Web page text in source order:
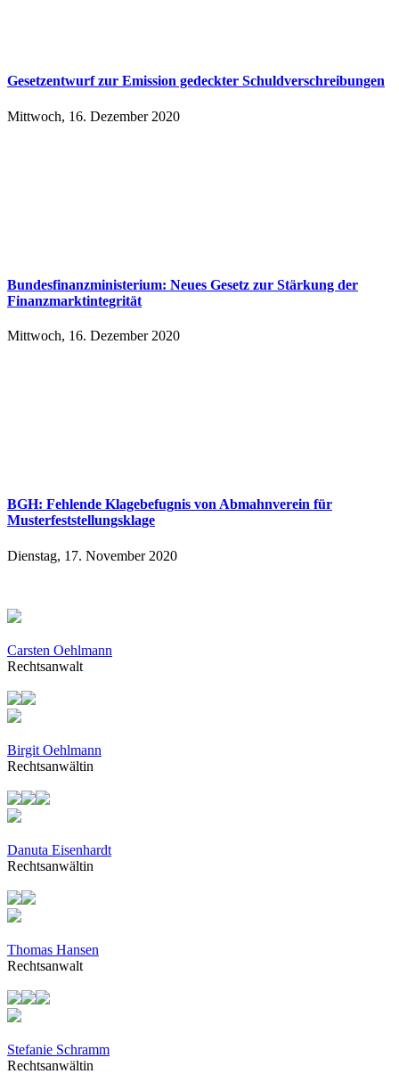
Ge­setz­ent­wurf zur Emis­si­on ge­deck­ter Schuld­ver­schrei­bun­gen
Mittwoch, 16. Dezember 2020
Bundesfinanzministerium: Neues Gesetz zur Stärkung der
Finanzmarktintegrität
Mittwoch, 16. Dezember 2020
BGH: Fehlende Klagebefugnis von Abmahnverein für
Musterfeststellungsklage
Dienstag, 17. November 2020
Carsten Oehlmann
Rechtsanwalt
Birgit Oehlmann
Rechtsanwältin
Danuta Eisenhardt
Rechtsanwältin
Thomas Hansen
Rechtsanwalt
Stefanie Schramm
Rechtsanwältin